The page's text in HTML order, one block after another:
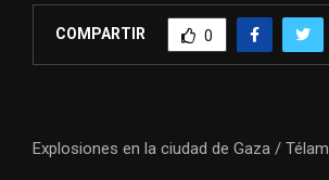
COMPARTIR 0
Explosiones en la ciudad de Gaza / Télam